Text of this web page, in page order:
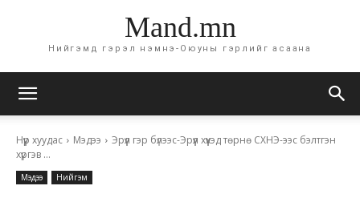
Mand.mn
Нийгэмд гэрэл нэмнэ-Оюуны гэрлийг асаана
Нүүр хуудас Мэдээ
Эрүүл гэр бүлээс-Эрүүл хүүхэд төрнө СХНЭ-ээс бэлтгэн
хүргэв …
Мэдээ Нийгэм